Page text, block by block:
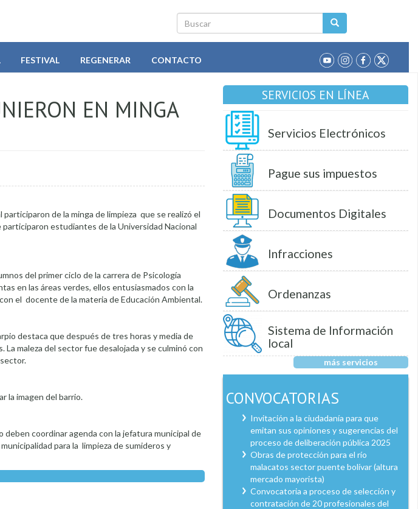
Buscar
FESTIVAL REGENERAR CONTACTO
EN MINGA
participaron de la minga de limpieza que se realizó el
participaron estudiantes de la Universidad Nacional
del primer ciclo de la carrera de Psicología
en las áreas verdes, ellos entusiasmados con la
el docente de la materia de Educación Ambiental.
destaca que después de tres horas y media de
La maleza del sector fue desalojada y se culminó con
la imagen del barrio.
coordinar agenda con la jefatura municipal de
para la limpieza de sumideros y
SERVICIOS EN LÍNEA
Servicios Electrónicos
Pague sus impuestos
Documentos Digitales
Infracciones
Ordenanzas
Sistema de Información
local
más servicios
CONVOCATORIAS
Invitación a la ciudadanía para que
emitan sus opiniones y sugerencias del
proceso de deliberación pública 2025
Obras de protección para el río
malacatos sector puente bolívar (altura
mercado mayorista)
Convocatoria a proceso de selección y
contratación de 20 profesionales del